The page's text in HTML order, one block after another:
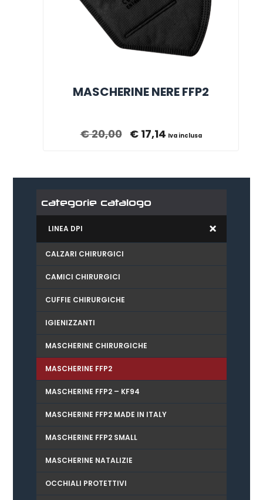
MASCHERINE NERE FFP2
€20,00 €17,14 Iva inclusa
categorie catalogo
LINEA DPI
CALZARI CHIRURGICI
CAMICI CHIRURGICI
CUFFIE CHIRURGICHE
IGIENIZZANTI
MASCHERINE CHIRURGICHE
MASCHERINE FFP2
MASCHERINE FFP2 – KF94
MASCHERINE FFP2 MADE IN ITALY
MASCHERINE FFP2 SMALL
MASCHERINE NATALIZIE
OCCHIALI PROTETTIVI